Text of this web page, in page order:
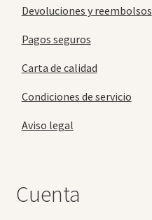
Devoluciones y reembolsos
Pagos seguros
Carta de calidad
Condiciones de servicio
Aviso legal
Cuenta